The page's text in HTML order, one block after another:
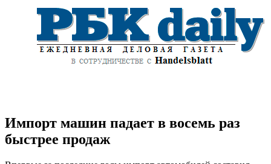
Импорт машин падает в восемь раз
быстрее продаж